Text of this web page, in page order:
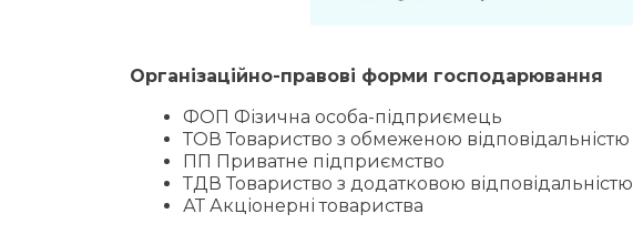
Організаційно-правові форми господарювання
ФОП Фізична особа-підприємець
ТОВ Товариство з обмеженою відповідальністю
ПП Приватне підприємство
ТДВ Товариство з додатковою відповідальністю
АТ Акціонерні товариства